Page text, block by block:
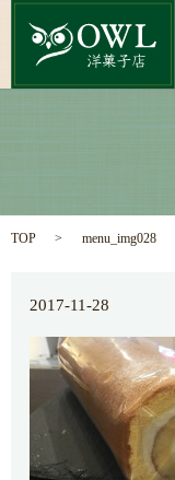
TOP menu_img028
2017-11-28